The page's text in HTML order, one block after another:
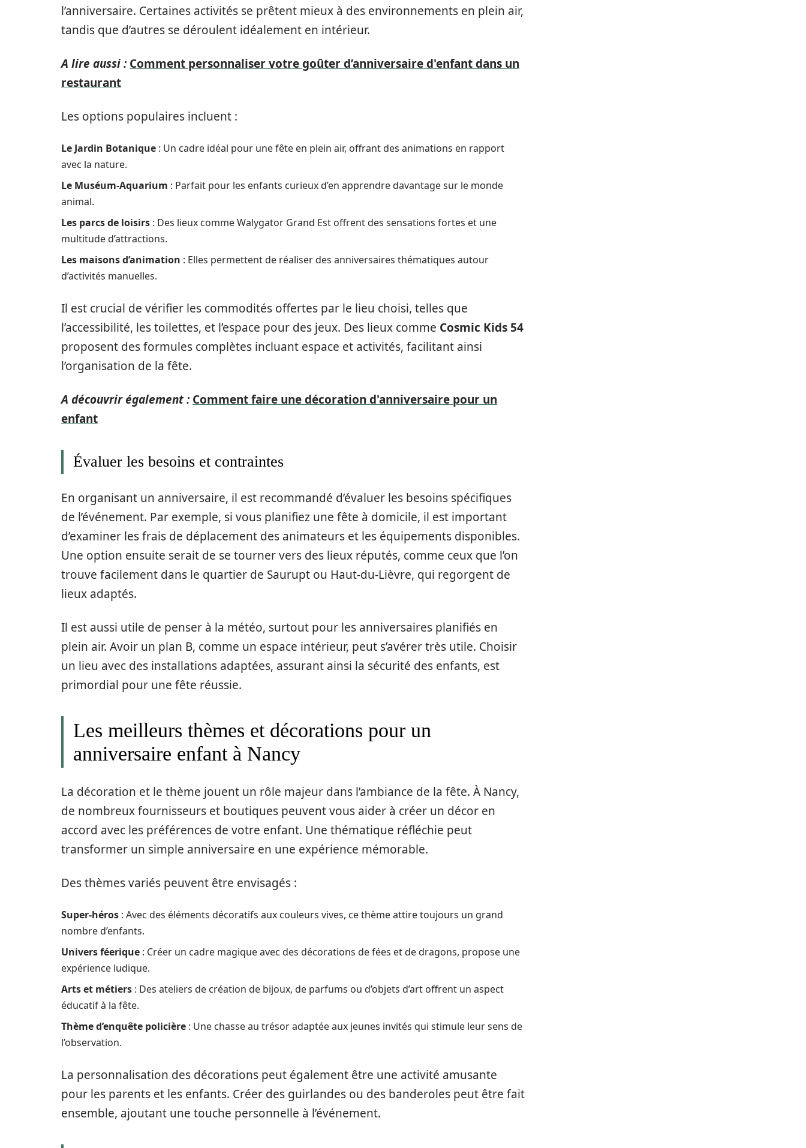
l’anniversaire. Certaines activités se prêtent mieux à des environnements en plein air,
tandis que d’autres se déroulent idéalement en intérieur.
A lire aussi : Comment personnaliser votre goûter d’anniversaire d'enfant dans un
restaurant
Les options populaires incluent :
Le Jardin Botanique : Un cadre idéal pour une fête en plein air, offrant des animations en rapport
avec la nature.
Le Muséum-Aquarium : Parfait pour les enfants curieux d’en apprendre davantage sur le monde
animal.
Les parcs de loisirs : Des lieux comme Walygator Grand Est offrent des sensations fortes et une
multitude d’attractions.
Les maisons d’animation : Elles permettent de réaliser des anniversaires thématiques autour
d’activités manuelles.
Il est crucial de vérifier les commodités offertes par le lieu choisi, telles que
l’accessibilité, les toilettes, et l’espace pour des jeux. Des lieux comme Cosmic Kids 54
proposent des formules complètes incluant espace et activités, facilitant ainsi
l’organisation de la fête.
A découvrir également : Comment faire une décoration d'anniversaire pour un
enfant
Évaluer les besoins et contraintes
En organisant un anniversaire, il est recommandé d’évaluer les besoins spécifiques
de l’événement. Par exemple, si vous planifiez une fête à domicile, il est important
d’examiner les frais de déplacement des animateurs et les équipements disponibles.
Une option ensuite serait de se tourner vers des lieux réputés, comme ceux que l’on
trouve facilement dans le quartier de Saurupt ou Haut-du-Lièvre, qui regorgent de
lieux adaptés.
Il est aussi utile de penser à la météo, surtout pour les anniversaires planifiés en
plein air. Avoir un plan B, comme un espace intérieur, peut s’avérer très utile. Choisir
un lieu avec des installations adaptées, assurant ainsi la sécurité des enfants, est
primordial pour une fête réussie.
Les meilleurs thèmes et décorations pour un
anniversaire enfant à Nancy
La décoration et le thème jouent un rôle majeur dans l’ambiance de la fête. À Nancy,
de nombreux fournisseurs et boutiques peuvent vous aider à créer un décor en
accord avec les préférences de votre enfant. Une thématique réfléchie peut
transformer un simple anniversaire en une expérience mémorable.
Des thèmes variés peuvent être envisagés :
Super-héros : Avec des éléments décoratifs aux couleurs vives, ce thème attire toujours un grand
nombre d’enfants.
Univers féerique : Créer un cadre magique avec des décorations de fées et de dragons, propose une
expérience ludique.
Arts et métiers : Des ateliers de création de bijoux, de parfums ou d’objets d’art offrent un aspect
éducatif à la fête.
Thème d’enquête policière : Une chasse au trésor adaptée aux jeunes invités qui stimule leur sens de
l’observation.
La personnalisation des décorations peut également être une activité amusante
pour les parents et les enfants. Créer des guirlandes ou des banderoles peut être fait
ensemble, ajoutant une touche personnelle à l’événement.